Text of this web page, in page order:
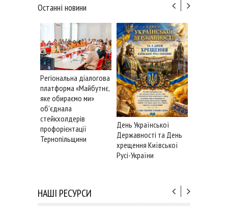
Останні новини
Регіональна діалогова
платформа «Майбутнє,
яке обираємо ми»
об’єднала
стейкхолдерів
профорієнтації
Тернопільщини
День Української
Державності та День
хрещення Київської
Русі-України
НАШІ РЕСУРСИ